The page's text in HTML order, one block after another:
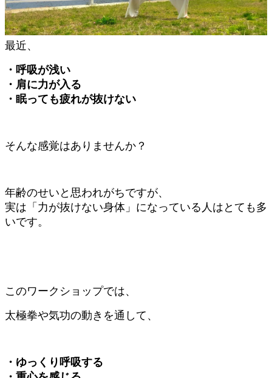
最近、
・呼吸が浅い
・肩に力が入る
・眠っても疲れが抜けない
そんな感覚はありませんか？
年齢のせいと思われがちですが、
実は「力が抜けない身体」になっている人はとても多
いです。
このワークショップでは、
太極拳や気功の動きを通して、
・ゆっくり呼吸する